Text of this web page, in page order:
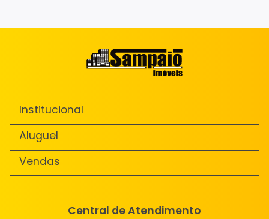
Institucional
Aluguel
Vendas
Central de Atendimento